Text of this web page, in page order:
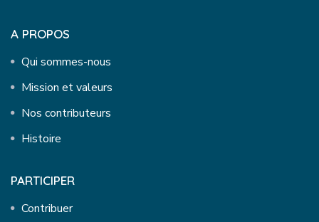
A PROPOS
Qui sommes-nous
Mission et valeurs
Nos contributeurs
Histoire
PARTICIPER
Contribuer